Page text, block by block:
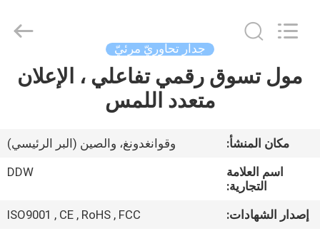
الصفحة
منتجات
معلومات
عنا
Technology
Reserved.
Developed
جدار تحاوريّ مرئيّ
مول تسوق رقمي تفاعلي ، الإعلان
متعدد اللمس
مكان المنشأ:
وقوانغدونغ، والصين (البر الرئيسي)
اسم العلامة
التجارية:
DDW
إصدار الشهادات:
ISO9001 , CE , RoHS , FCC